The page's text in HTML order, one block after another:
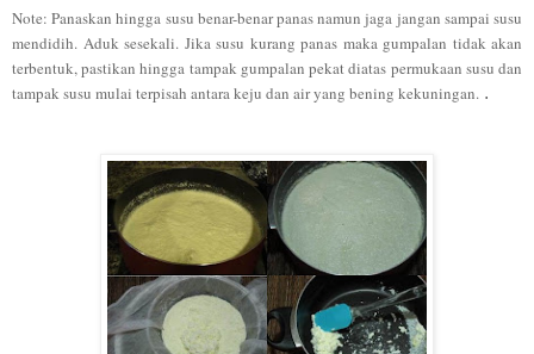
Note: Panaskan hingga susu benar-benar panas namun jaga jangan sampai susu
mendidih. Aduk sesekali. Jika susu kurang panas maka gumpalan tidak akan
terbentuk, pastikan hingga tampak gumpalan pekat diatas permukaan susu dan
tampak susu mulai terpisah antara keju dan air yang bening kekuningan. .